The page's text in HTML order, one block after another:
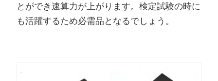
とができ速算力が上がります。検定試験の時に
も活躍するため必需品となるでしょう。